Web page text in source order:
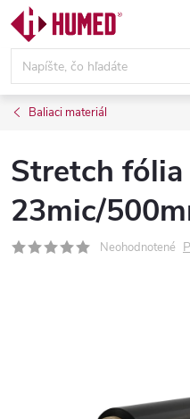
Prejsť
obsah
Baliaci materiál
Stretch fólia
23mic/
Neohodnotené